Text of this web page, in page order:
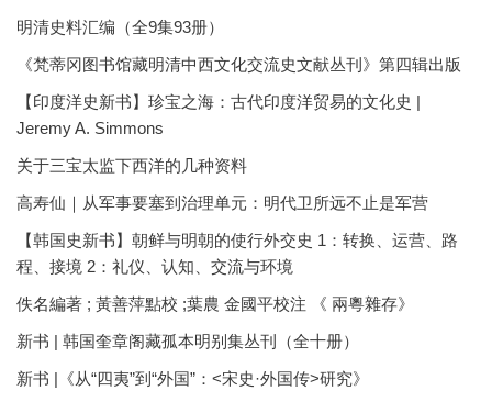
明清史料汇编（全9集93册）
《梵蒂冈图书馆藏明清中西文化交流史文献丛刊》第四辑出版
【印度洋史新书】珍宝之海：古代印度洋贸易的文化史 |
Jeremy A. Simmons
关于三宝太监下西洋的几种资料
高寿仙｜从军事要塞到治理单元：明代卫所远不止是军营
【韩国史新书】朝鲜与明朝的使行外交史 1：转换、运营、路
程、接境 2：礼仪、认知、交流与环境
佚名編著 ; 黃善萍點校 ;葉農 金國平校注 《 兩粵雜存》
新书 | 韩国奎章阁藏孤本明别集丛刊（全十册）
新书 |《从“四夷”到“外国”：<宋史·外国传>研究》